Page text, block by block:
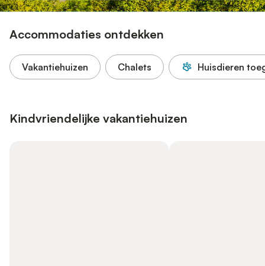
Accommodaties ontdekken
Vakantiehuizen Chalets Huisdieren
Kindvriendelijke vakantiehuizen